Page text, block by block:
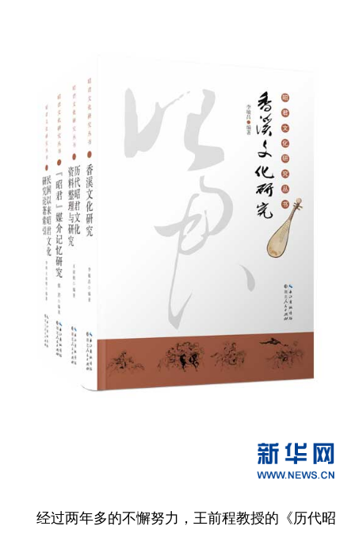
Deutsch Português
经过两年多的不懈努力，王前程教授的《历代昭